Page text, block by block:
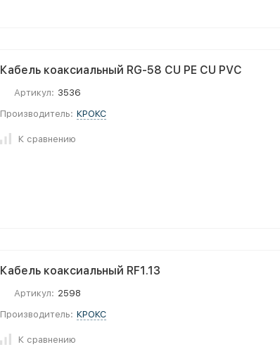
Кабель коаксиальный RG-58 CU PE CU PVC
Артикул: 3536
Производитель: КРОКС
К сравнению
Кабель коаксиальный RF1.13
Артикул: 2598
Производитель: КРОКС
К сравнению